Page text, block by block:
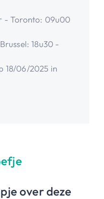
- Toronto: 09u00
18u30 -
2025 in
over deze